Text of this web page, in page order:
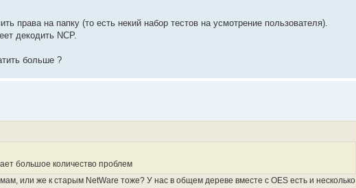
права на папку (то есть некий набор тестов на усмотрение пользователя).
декодить NCP.
больше ?
большое количество проблем
или же к старым NetWare тоже? У нас в общем дереве вместе с OES есть и несколько